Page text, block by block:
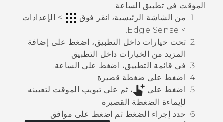
الدعم
المؤقت في تطبيق الساعة
من الشاشة الرئيسية، انقر فوق > الإعدادات
>
Edge Sense
.
تحت خيارات داخل التطبيق، اضغط على إضافة
المزيد من الخيارات داخل التطبيق.
في قائمة التطبيق، اضغط على الساعة.
اضغط على ضغطة قصيرة.
اضغط على
، ثم على تبويب الموقت لتعيينه
لإيماءة الضغطة القصيرة.
حدد إجراء
الضغط ثم اضغط على موافق.